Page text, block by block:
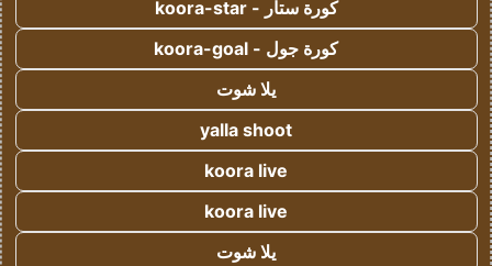
كورة ستار - koora-star
كورة جول - koora-goal
يلا شوت
yalla shoot
koora live
koora live
يلا شوت